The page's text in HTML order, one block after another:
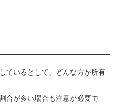
ているとして、どんな方が所有
合が多い場合も注意が必要で